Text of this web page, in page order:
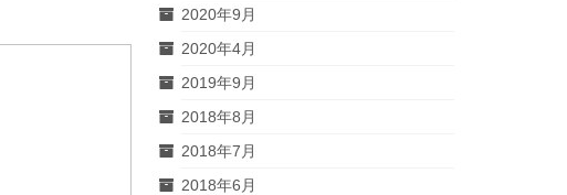
2020年9月
2020年4月
2019年9月
2018年8月
2018年7月
2018年6月